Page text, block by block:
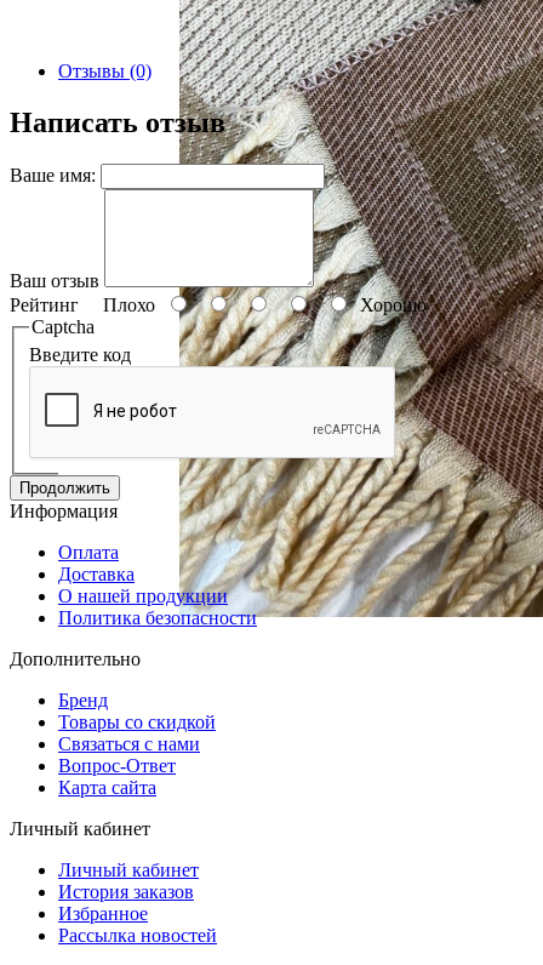
Отзывы (0)
Написать отзыв
Ваше имя:
Ваш отзыв
Рейтинг Плохо
Хорошо
Captcha
Введите код
Продолжить
Информация
Оплата
Доставка
О нашей продукции
Политика безопасности
Дополнительно
Бренд
Товары со скидкой
Связаться с нами
Вопрос-Ответ
Карта сайта
Личный кабинет
Личный кабинет
История заказов
Избранное
Рассылка новостей